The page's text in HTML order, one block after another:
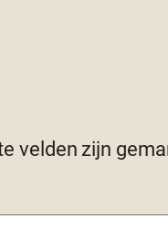
velden zijn